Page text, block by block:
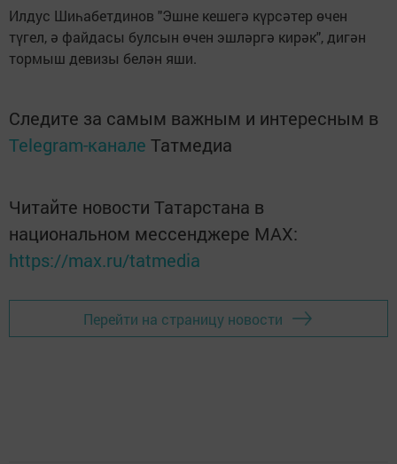
Илдус Шиһабетдинов "Эшне кешегә күрсәтер өчен
түгел, ә файдасы булсын өчен эшләргә кирәк", дигән
тормыш девизы белән яши.
Следите за самым важным и интересным в
Telegram-канале Татмедиа
Читайте новости Татарстана в
национальном мессенджере MАХ:
https://max.ru/tatmedia
Перейти на страницу новости